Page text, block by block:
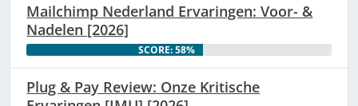
Mailchimp Nederland Ervaringen: Voor- &
Nadelen [2026]
SCORE: 58%
Plug & Pay Review: Onze Kritische